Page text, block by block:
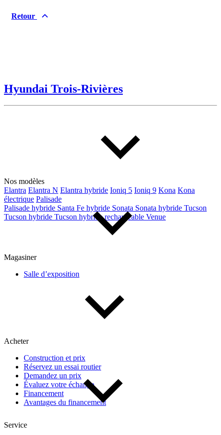
Type de véhicule
Année
De 5 000 $ à 100 000 $
Paiement hebdo
Kilométrage
Réinitialiser
(4)
Retour
Hyundai Trois-Rivières
Nos modèles
Elantra Elantra N Elantra hybride Ioniq 5 Ioniq 9 Kona Kona
électrique Palisade
Palisade hybride Santa Fe hybride Sonata Sonata hybride Tucson
Tucson hybride Tucson hybride rechargeable Venue
Magasiner
Salle d’exposition
Acheter
Construction et prix
Réservez un essai routier
Demandez un prix
Évaluez votre échange
Financement
Avantages du financement
Service